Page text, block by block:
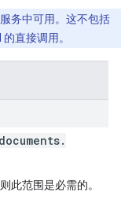
务中可用。这不包括
直接调用。
documents.
此范围是必需的。